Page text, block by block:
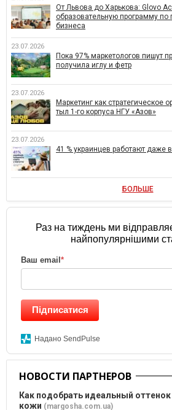
От Львова до Харькова: Glovo
образовательную программу по
бизнеса
23.07.2026
Пока 97% маркетологов пишут
получила иглу и фетр
23.07.2026
Маркетинг как стратегическое
тыл 1-го корпуса НГУ «Азов»
23.07.2026
41 % украинцев работают даже
БОЛЬШЕ
Раз на тиждень ми
найпопулярнішими
Ваш email *
Підписатися
Надано SendPulse
НОВОСТИ ПАРТНЕРОВ
Как подобрать идеальный
кожи (margosha.com.ua)